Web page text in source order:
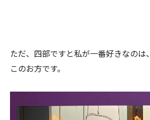
ただ、四部ですと私が一番好きなのは、
このお方です。